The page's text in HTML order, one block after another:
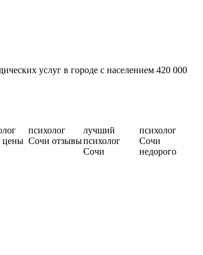
услуг в городе с населением 420 000
цены
психолог
Сочи отзывы
лучший
психолог
Сочи
психолог
Сочи
недорого